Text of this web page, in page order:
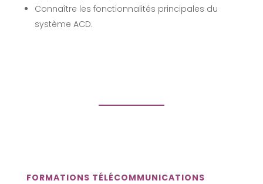
Connaître les fonctionnalités principales du
système ACD.
FORMATIONS TÉLÉCOMMUNICATIONS